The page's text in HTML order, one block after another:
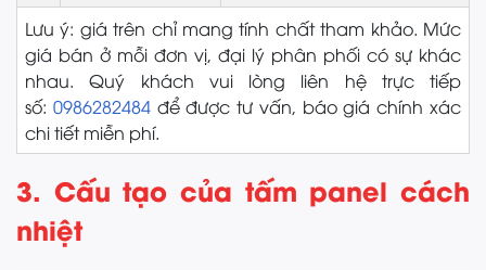
Lưu ý: giá trên chỉ mang tính chất tham khảo. Mức
giá bán ở mỗi đơn vị, đại lý phân phối có sự khác
nhau. Quý khách vui lòng liên hệ trực tiếp
số: 0986282484để được tư vấn, báo giá chính xác
chi tiết miễn phí.
3. Cấu tạo của tấm panel cách
nhiệt